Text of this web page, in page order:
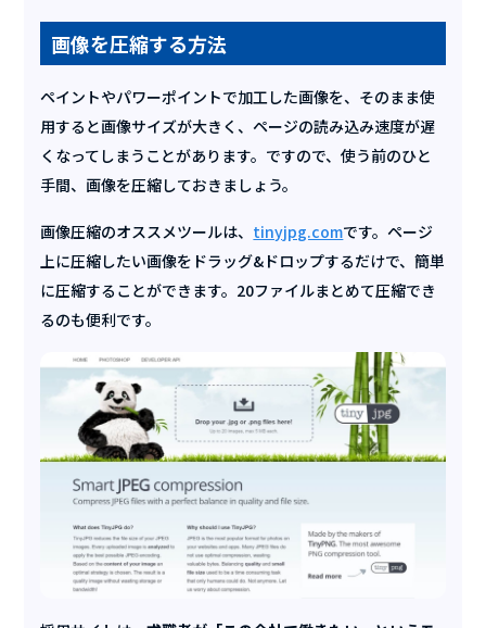
画像を圧縮する方法
ペイントやパワーポイントで加工した画像を、そのまま使
用すると画像サイズが大きく、ページの読み込み速度が遅
くなってしまうことがあります。ですので、使う前のひと
手間、画像を圧縮しておきましょう。
画像圧縮のオススメツールは、 tinyjpg.comです。ページ
上に圧縮したい画像をドラッグ&ドロップするだけで、簡単
に圧縮することができます。20ファイルまとめて圧縮でき
るのも便利です。